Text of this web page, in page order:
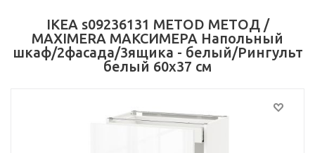
IKEA s09236131 METOD МЕТОД /
MAXIMERA МАКСИМЕРА Напольный
шкаф/2фасада/3ящика - белый/Рингульт
белый 60x37 см